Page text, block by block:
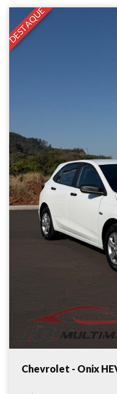
DESTAQUE
Chevrolet - Onix